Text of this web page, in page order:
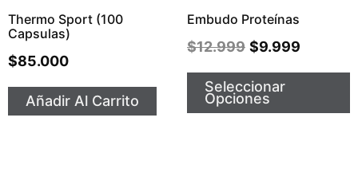
Thermo Sport (100
Capsulas)
$85.000
Añadir Al Carrito
Embudo Proteínas
$12.999 $9.999
Seleccionar
Opciones